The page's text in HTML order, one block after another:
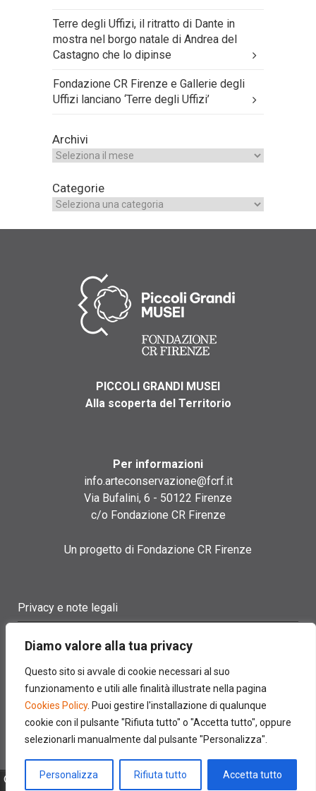
Diamo valore alla tua privacy
Questo sito si avvale di cookie necessari al suo
funzionamento e utili alle finalità illustrate nella pagina
Cookies Policy. Puoi gestire l'installazione di qualunque
cookie con il pulsante "Rifiuta tutto" o "Accetta tutto", oppure
selezionarli manualmente dal pulsante "Personalizza".
Personalizza Rifiuta tutto Accetta tutto
Terre degli Uffizi, il ritratto di Dante in
mostra nel borgo natale di Andrea del
Castagno che lo dipinse
Fondazione CR Firenze e Gallerie degli
Uffizi lanciano ‘Terre degli Uffizi’
Archivi
Categorie
PICCOLI GRANDI MUSEI
Alla scoperta del Territorio
Per informazioni
info.arteconservazione@fcrf.it
Via Bufalini, 6 - 50122 Firenze
c/o Fondazione CR Firenze
Un progetto di Fondazione CR Firenze
Privacy e note legali
Cookie policy
Contatti
© 2022 FONDAZIONE CASSA DI RISPARMIO DI FIRENZE - CF